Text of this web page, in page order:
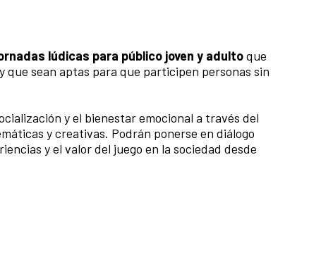
lúdicas para público joven y adultoque
que sean aptas para que participen personas sin
y el bienestar emocional a través del
y creativas. Podrán ponerse en diálogo
y el valor del juego en la sociedad desde